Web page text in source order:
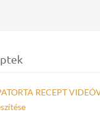
RECEPT